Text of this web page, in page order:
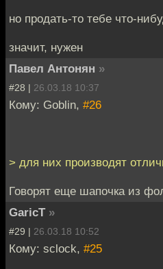
но продать-то тебе что-
значит, нужен
Павел Антонян »
#28 | 26.03.18 10:37
Кому: Goblin, #26
> для них производят
Говорят еще шапочка из
GaricT »
#29 | 26.03.18 10:52
Кому: sclock, #25